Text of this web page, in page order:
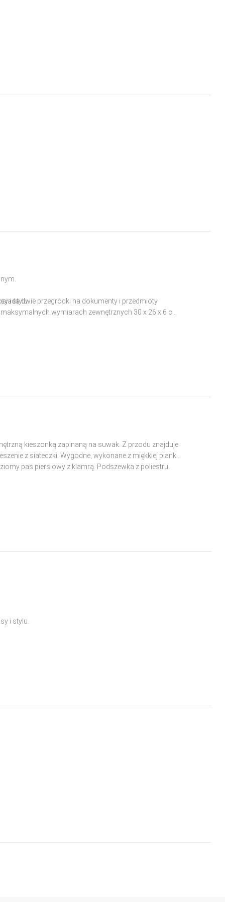
i stylu.dwie przegródki na dokumenty i przedmioty
wymiarach zewnętrznych 30 x 26 x 6 cm.
kieszonką zapinaną na suwak. Z przodu znajduje
z siateczki. Wygodne, wykonane z miękkiej pianki
pas piersiowy z klamrą. Podszewka z poliestru.
i stylu.